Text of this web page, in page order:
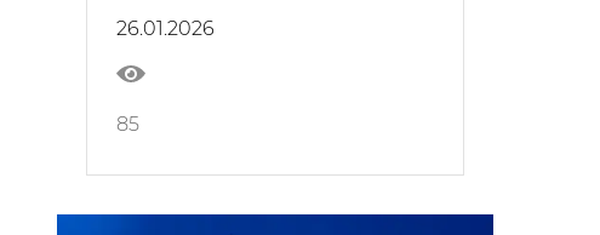
промышленности"
26.01.2026
85